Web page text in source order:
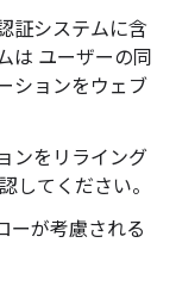
証システムに含
は ユーザーの同
ションをウェブ
ンをリライング
してください。
ーが考慮される